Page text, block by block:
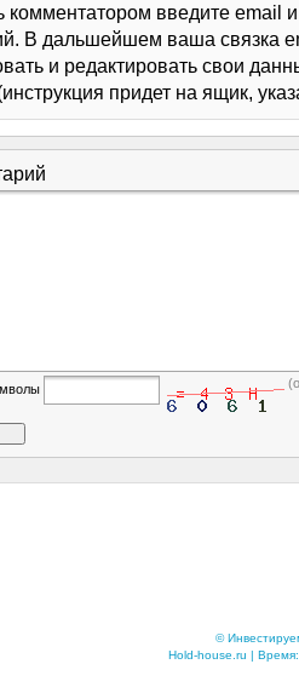
комментатором введите email
В дальшейшем ваша связка
и редактировать свои
придет на ящик,
©
Hold-house.ru |